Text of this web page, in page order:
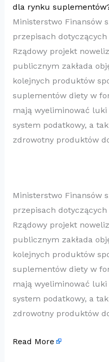
Ministerstwo Finansów
przepisach
Rządowy projekt
publicznym zakłada
kolejnych produktów
suplementów diety w
mają wyeliminować
system podatkowy, a
zdrowotny produktów
Ministerstwo Finansów
przepisach
Rządowy projekt
publicznym zakłada
kolejnych produktów
suplementów diety w
mają wyeliminować
system podatkowy, a
zdrowotny produktów
Read More